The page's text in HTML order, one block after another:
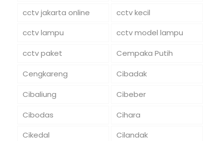
cctv jakarta online
cctv kecil
cctv lampu
cctv model lampu
cctv paket
Cempaka Putih
Cengkareng
Cibadak
Cibaliung
Cibeber
Cibodas
Cihara
Cikedal
Cilandak